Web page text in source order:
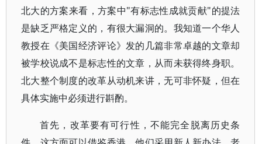
北大的方案来看，方案中"有标志性成就贡献"的提法
是缺乏严格定义的，有很大漏洞的。我知道一个华人
教授在《美国经济评论》发的几篇非常卓越的文章却
被学校说成不是标志性的文章，从而未获得终身职。
北大整个制度的改革从动机来讲，无可非怀疑，但在
具体实施中必须进行斟酌。
首先，改革要有可行性，不能完全脱离历史条